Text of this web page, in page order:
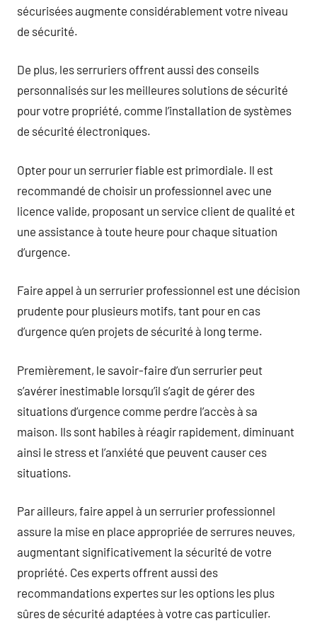
sécurisées augmente considérablement votre niveau
de sécurité.
De plus, les serruriers offrent aussi des conseils
personnalisés sur les meilleures solutions de sécurité
pour votre propriété, comme l’installation de systèmes
de sécurité électroniques.
Opter pour un serrurier fiable est primordiale. Il est
recommandé de choisir un professionnel avec une
licence valide, proposant un service client de qualité et
une assistance à toute heure pour chaque situation
d’urgence.
Faire appel à un serrurier professionnel est une décision
prudente pour plusieurs motifs, tant pour en cas
d’urgence qu’en projets de sécurité à long terme.
Premièrement, le savoir-faire d’un serrurier peut
s’avérer inestimable lorsqu’il s’agit de gérer des
situations d’urgence comme perdre l’accès à sa
maison. Ils sont habiles à réagir rapidement, diminuant
ainsi le stress et l’anxiété que peuvent causer ces
situations.
Par ailleurs, faire appel à un serrurier professionnel
assure la mise en place appropriée de serrures neuves,
augmentant significativement la sécurité de votre
propriété. Ces experts offrent aussi des
recommandations expertes sur les options les plus
sûres de sécurité adaptées à votre cas particulier.